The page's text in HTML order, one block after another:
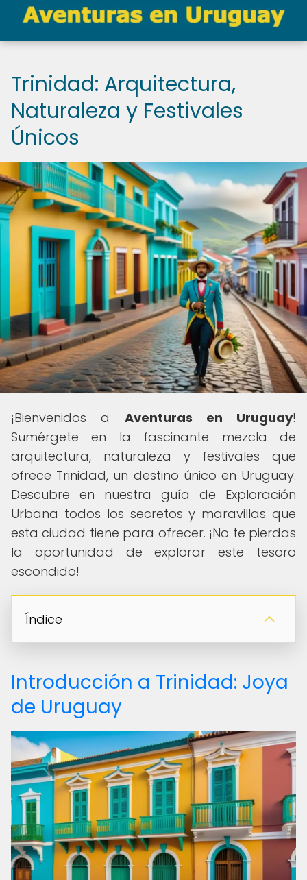
Trinidad: Arquitectura,
Naturaleza y Festivales
Únicos
¡Bienvenidos a Aventuras en Uruguay!
Sumérgete en la fascinante mezcla de
arquitectura, naturaleza y festivales que
ofrece Trinidad, un destino único en Uruguay.
Descubre en nuestra guía de Exploración
Urbana todos los secretos y maravillas que
esta ciudad tiene para ofrecer. ¡No te pierdas
la oportunidad de explorar este tesoro
escondido!
Índice
Introducción a Trinidad: Joya
de Uruguay